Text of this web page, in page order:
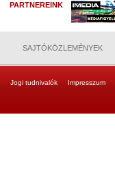
PARTNEREINK
SAJTÓKÖZLEMÉNYEK
Jogi tudnivalók Impresszum